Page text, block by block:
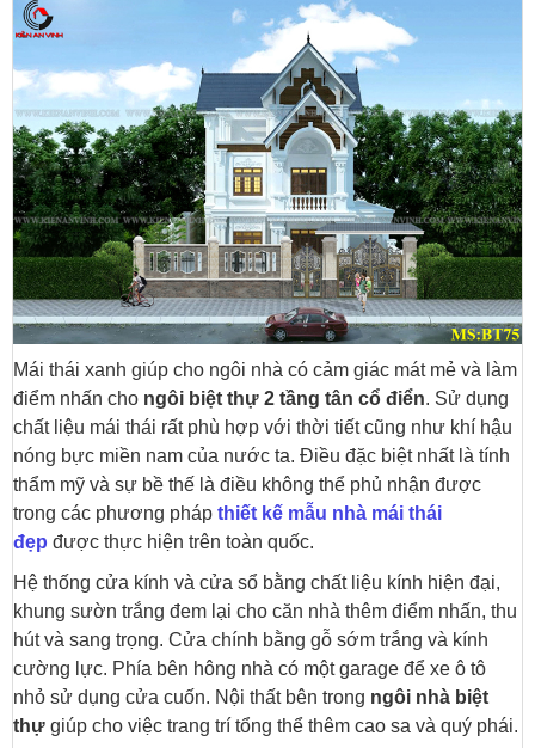
Mái thái xanh giúp cho ngôi nhà có cảm giác mát mẻ và làm
điểm nhấn cho ngôi biệt thự 2 tầng tân cổ điển. Sử dụng
chất liệu mái thái rất phù hợp với thời tiết cũng như khí hậu
nóng bực miền nam của nước ta. Điều đặc biệt nhất là tính
thẩm mỹ và sự bề thế là điều không thể phủ nhận được
trong các phương pháp thiết kế mẫu nhà mái thái
đẹp được thực hiện trên toàn quốc.
Hệ thống cửa kính và cửa sổ bằng chất liệu kính hiện đại,
khung sườn trắng đem lại cho căn nhà thêm điểm nhấn, thu
hút và sang trọng. Cửa chính bằng gỗ sớm trắng và kính
cường lực. Phía bên hông nhà có một garage để xe ô tô
nhỏ sử dụng cửa cuốn. Nội thất bên trong ngôi nhà biệt
thự giúp cho việc trang trí tổng thể thêm cao sa và quý phái.